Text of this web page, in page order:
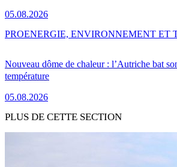
05.08.2026
Nouveau dôme de chaleur : l’Autriche bat
température
05.08.2026
PROENERGIE, ENVIRONNEMENT ET
PLUS DE CETTE SECTION